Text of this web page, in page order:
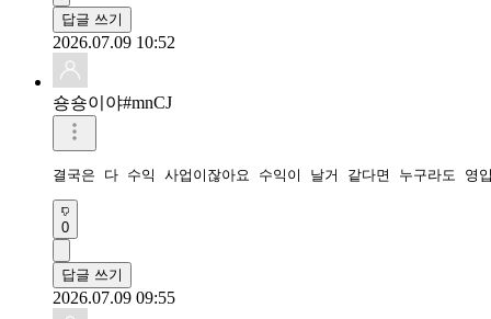
답글 쓰기
2026.07.09 10:52
숑숑이야#mnCJ
결국은 다 수익 사업이잖아요 수익이 날거 같다면 누구라도 영
0
답글 쓰기
2026.07.09 09:55